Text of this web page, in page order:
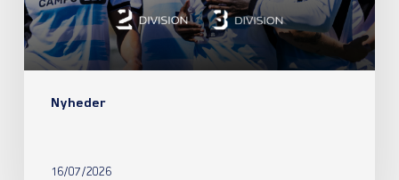
Nyheder
16/07/2026